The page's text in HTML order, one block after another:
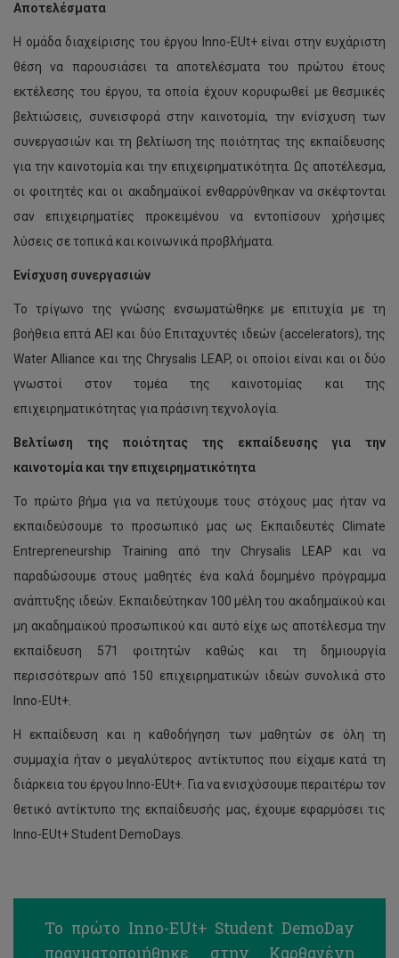
Αποτελέσματα
Η ομάδα διαχείρισης του έργου Inno-EUt+ είναι στην ευχάριστη
θέση να παρουσιάσει τα αποτελέσματα του πρώτου έτους
εκτέλεσης του έργου, τα οποία έχουν κορυφωθεί με θεσμικές
βελτιώσεις, συνεισφορά στην καινοτομία, την ενίσχυση των
συνεργασιών και τη βελτίωση της ποιότητας της εκπαίδευσης
για την καινοτομία και την επιχειρηματικότητα. Ως αποτέλεσμα,
οι φοιτητές και οι ακαδημαϊκοί ενθαρρύνθηκαν να σκέφτονται
σαν επιχειρηματίες προκειμένου να εντοπίσουν χρήσιμες
λύσεις σε τοπικά και κοινωνικά προβλήματα.
Ενίσχυση συνεργασιών
Το τρίγωνο της γνώσης ενσωματώθηκε με επιτυχία με τη
βοήθεια επτά ΑΕΙ και δύο Επιταχυντές ιδεών (accelerators), της
Water Alliance και της Chrysalis LEAP, οι οποίοι είναι και οι δύο
γνωστοί στον τομέα της καινοτομίας και της
επιχειρηματικότητας για πράσινη τεχνολογία.
Βελτίωση της ποιότητας της εκπαίδευσης για την
καινοτομία και την επιχειρηματικότητα
Το πρώτο βήμα για να πετύχουμε τους στόχους μας ήταν να
εκπαιδεύσουμε το προσωπικό μας ως Εκπαιδευτές Climate
Entrepreneurship Training από την Chrysalis LEAP και να
παραδώσουμε στους μαθητές ένα καλά δομημένο πρόγραμμα
ανάπτυξης ιδεών. Εκπαιδεύτηκαν 100 μέλη του ακαδημαϊκού και
μη ακαδημαϊκού προσωπικού και αυτό είχε ως αποτέλεσμα την
εκπαίδευση 571 φοιτητών καθώς και τη δημιουργία
περισσότερων από 150 επιχειρηματικών ιδεών συνολικά στο
Inno-EUt+.
Η εκπαίδευση και η καθοδήγηση των μαθητών σε όλη τη
συμμαχία ήταν ο μεγαλύτερος αντίκτυπος που είχαμε κατά τη
διάρκεια του έργου Inno-EUt+. Για να ενισχύσουμε περαιτέρω τον
θετικό αντίκτυπο της εκπαίδευσής μας, έχουμε εφαρμόσει τις
Inno-EUt+ Student DemoDays.
Το πρώτο Inno-EUt+ Student DemoDay
πραγματοποιήθηκε στην Καρθαγένη